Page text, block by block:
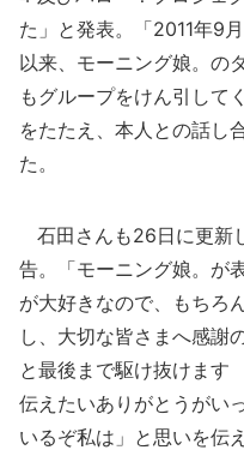
た」と発表。「2011年9
以来、モーニング娘。の
もグループをけん引して
をたたえ、本人との話し
た。
石田さんも26日に更新
告。「モーニング娘。が
が大好きなので、もちろ
し、大切な皆さまへ感謝
と最後まで駆け抜けま
伝えたいありがとうがい
いるぞ私は」と思いを伝